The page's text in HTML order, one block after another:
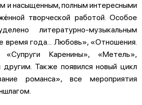
и насыщенным, полным интересными
творческой работой. Особое
литературно-музыкальным
время года... Любовь», «Отношения.
Каренины», «Метель»,
другим. Также появился новый цикл
романса», все мероприятия